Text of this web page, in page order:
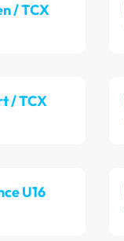
/ TCX
/ TCX
U16